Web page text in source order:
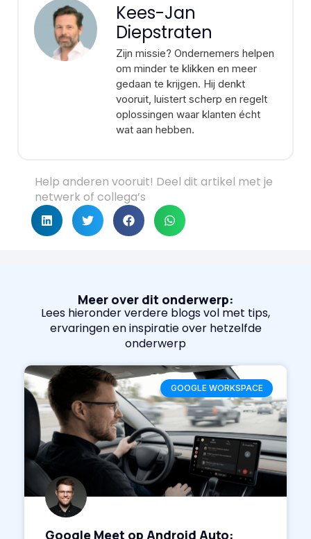
Kees-Jan
Diepstraten
Zijn missie? Ondernemers helpen
om minder te klikken en meer
gedaan te krijgen. Hij denkt
vooruit, luistert scherp en regelt
oplossingen waar klanten écht
wat aan hebben.
Help anderen vooruit! Deel dit artikel met je
netwerk of collega’s
Meer over dit onderwerp:
Lees hieronder verdere blogs vol met tips,
ervaringen en inspiratie over hetzelfde
onderwerp
GOOGLE WORKSPACE
Google Meet op Android Auto: